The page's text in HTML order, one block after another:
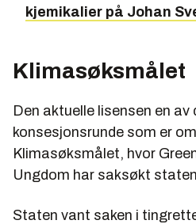
kjemikalier på Johan
Klimasøksmålet
Den aktuelle lisensen en av
konsesjonsrunde som er
Klimasøksmålet, hvor
Ungdom har saksøkt
Staten vant saken i